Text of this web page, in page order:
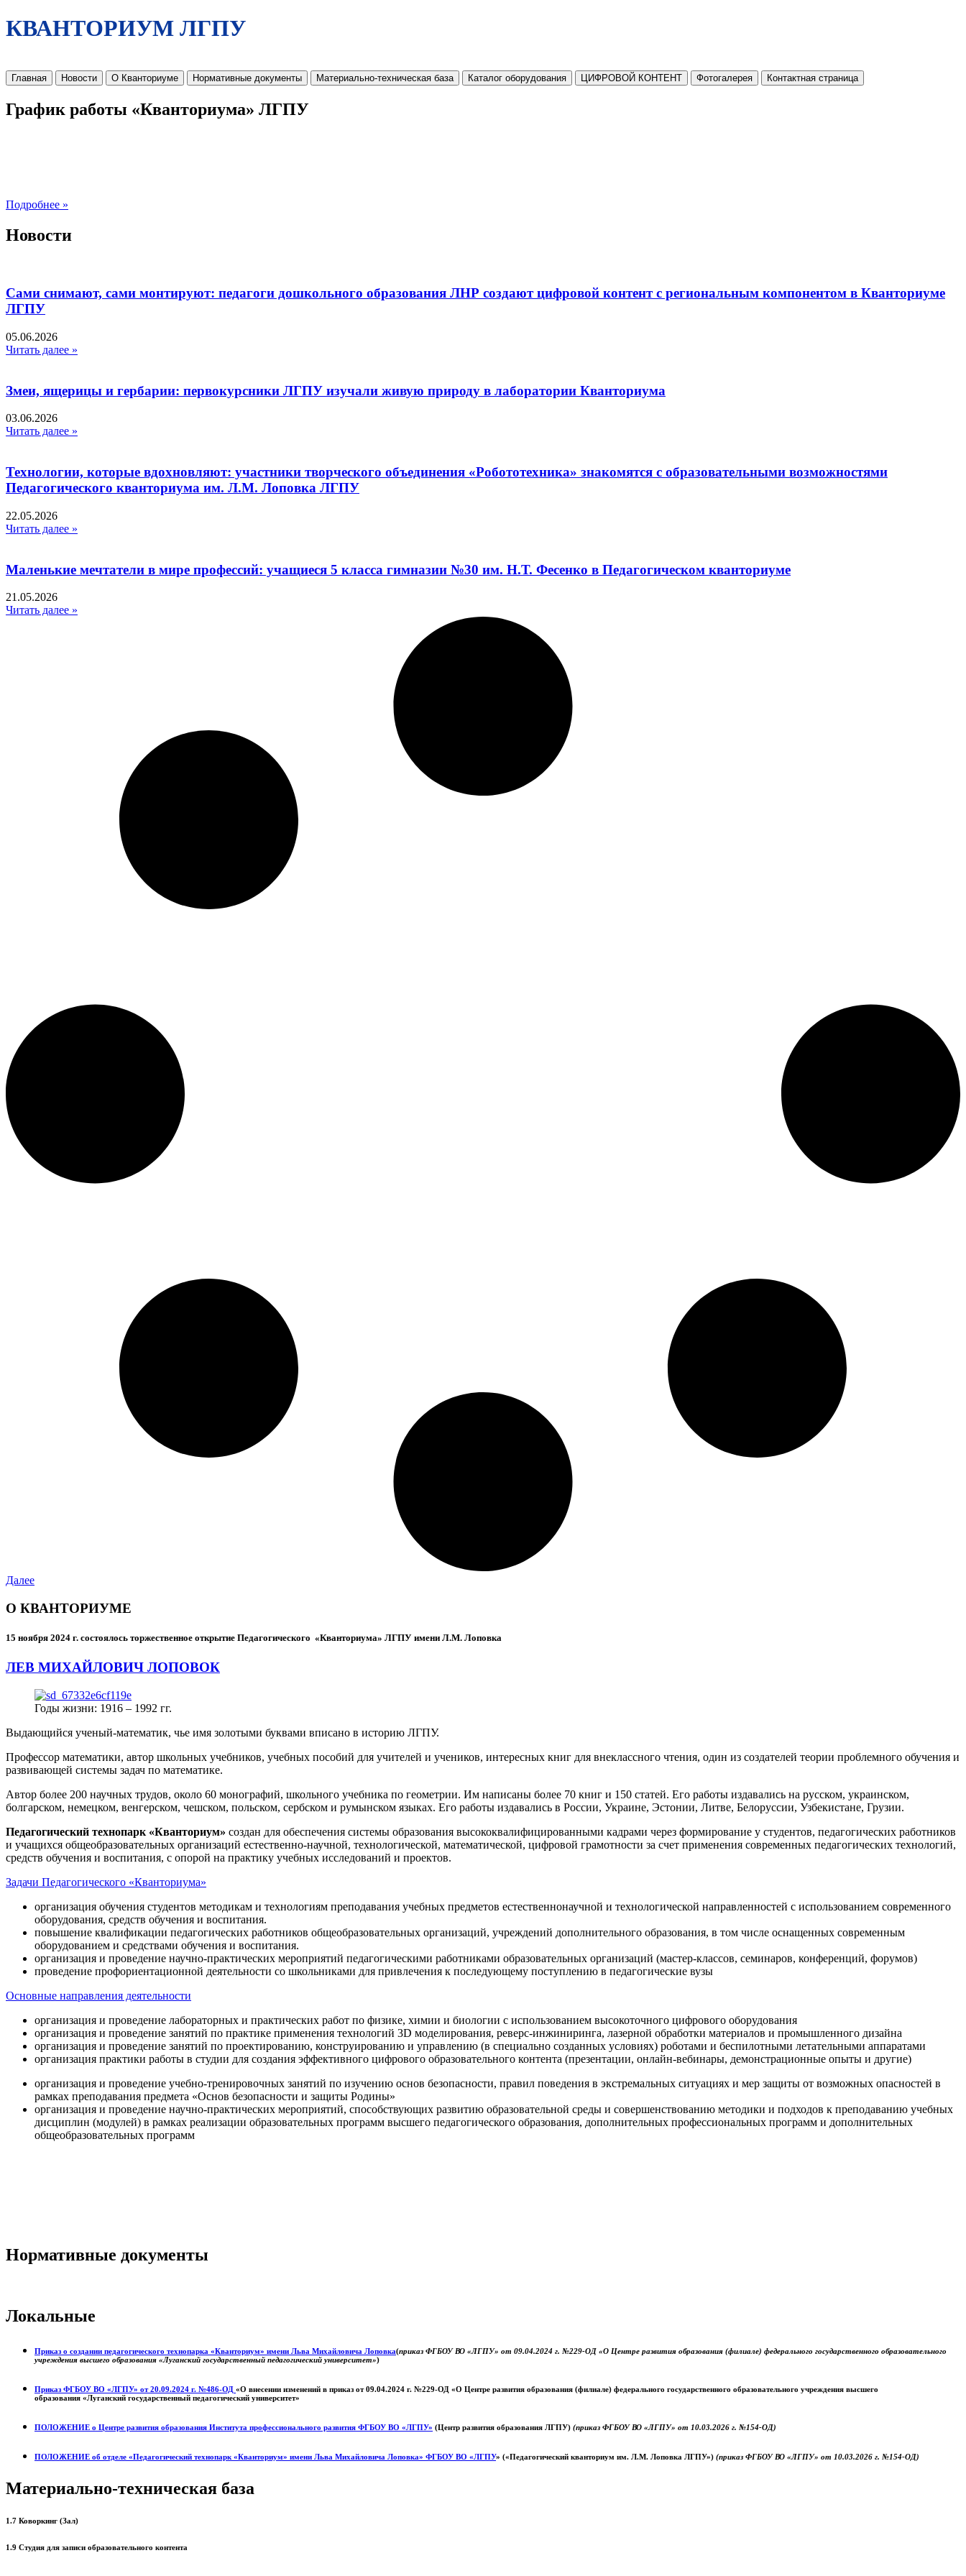
КВАНТОРИУМ ЛГПУ
Главная Новости О Кванториуме Нормативные документы Материально-техническая база Каталог оборудования ЦИФРОВОЙ КОНТЕНТ Фотогалерея Контактная страница
График работы «Кванториума» ЛГПУ
Подробнее »
Новости
Сами снимают, сами монтируют: педагоги дошкольного образования ЛНР создают цифровой контент с региональным компонентом в Кванториуме
ЛГПУ​
05.06.2026
Читать далее »
Змеи, ящерицы и гербарии: первокурсники ЛГПУ изучали живую природу в лаборатории Кванториума
03.06.2026
Читать далее »
Технологии, которые вдохновляют: участники творческого объединения «Робототехника» знакомятся с образовательными возможностями
Педагогического кванториума им. Л.М. Лоповка ЛГПУ
22.05.2026
Читать далее »
Маленькие мечтатели в мире профессий: учащиеся 5 класса гимназии №30 им. Н.Т. Фесенко в Педагогическом кванториуме
21.05.2026
Читать далее »
Далее
О КВАНТОРИУМЕ
15 ноября 2024 г. состоялось торжественное открытие Педагогического «Кванториума» ЛГПУ имени Л.М. Лоповка
ЛЕВ МИХАЙЛОВИЧ ЛОПОВОК
Годы жизни: 1916 – 1992 гг.
Выдающийся ученый-математик, чье имя золотыми буквами вписано в историю ЛГПУ.
Профессор математики, автор школьных учебников, учебных пособий для учителей и учеников, интересных книг для внеклассного чтения, один из создателей теории проблемного обучения и
развивающей системы задач по математике.
Автор более 200 научных трудов, около 60 монографий, школьного учебника по геометрии. Им написаны более 70 книг и 150 статей. Его работы издавались на русском, украинском,
болгарском, немецком, венгерском, чешском, польском, сербском и румынском языках. Его работы издавались в России, Украине, Эстонии, Литве, Белоруссии, Узбекистане, Грузии.
Педагогический технопарк «Кванториум» создан для обеспечения системы образования высококвалифицированными кадрами через формирование у студентов, педагогических работников
и учащихся общеобразовательных организаций естественно-научной, технологической, математической, цифровой грамотности за счет применения современных педагогических технологий,
средств обучения и воспитания, с опорой на практику учебных исследований и проектов.
Задачи Педагогического «Кванториума»
организация обучения студентов методикам и технологиям преподавания учебных предметов естественнонаучной и технологической направленностей с использованием современного
оборудования, средств обучения и воспитания.
повышение квалификации педагогических работников общеобразовательных организаций, учреждений дополнительного образования, в том числе оснащенных современным
оборудованием и средствами обучения и воспитания.
организация и проведение научно-практических мероприятий педагогическими работниками образовательных организаций (мастер-классов, семинаров, конференций, форумов)
проведение профориентационной деятельности со школьниками для привлечения к последующему поступлению в педагогические вузы
Основные направления деятельности
организация и проведение лабораторных и практических работ по физике, химии и биологии с использованием высокоточного цифрового оборудования
организация и проведение занятий по практике применения технологий 3D моделирования, реверс-инжиниринга, лазерной обработки материалов и промышленного дизайна
организация и проведение занятий по проектированию, конструированию и управлению (в специально созданных условиях) роботами и беспилотными летательными аппаратами
организация практики работы в студии для создания эффективного цифрового образовательного контента (презентации, онлайн-вебинары, демонстрационные опыты и другие)
организация и проведение учебно-тренировочных занятий по изучению основ безопасности, правил поведения в экстремальных ситуациях и мер защиты от возможных опасностей в
рамках преподавания предмета «Основ безопасности и защиты Родины»
организация и проведение научно-практических мероприятий, способствующих развитию образовательной среды и совершенствованию методики и подходов к преподаванию учебных
дисциплин (модулей) в рамках реализации образовательных программ высшего педагогического образования, дополнительных профессиональных программ и дополнительных
общеобразовательных программ
Нормативные документы
Локальные
Приказ о создании педагогического технопарка «Кванториум» имени Льва Михайловича Лоповка(приказ ФГБОУ ВО «ЛГПУ» от 09.04.2024 г. №229-ОД «О Центре развития образования (филиале) федерального государственного образовательного
учреждения высшего образования «Луганский государственный педагогический университет»)
Приказ ФГБОУ ВО «ЛГПУ» от 20.09.2024 г. №486-ОД «О внесении изменений в приказ от 09.04.2024 г. №229-ОД «О Центре развития образования (филиале) федерального государственного образовательного учреждения высшего
образования «Луганский государственный педагогический университет»
ПОЛОЖЕНИЕ о Центре развития образования Института профессионального развития ФГБОУ ВО «ЛГПУ» (Центр развития образования ЛГПУ) (приказ ФГБОУ ВО «ЛГПУ» от 10.03.2026 г. №154-ОД)
ПОЛОЖЕНИЕ об отделе «Педагогический технопарк «Кванториум» имени Льва Михайловича Лоповка» ФГБОУ ВО «ЛГПУ» («Педагогический кванториум им. Л.М. Лоповка ЛГПУ») (приказ ФГБОУ ВО «ЛГПУ» от 10.03.2026 г. №154-ОД)
Материально-техническая база
1.7 Коворкинг (Зал)
1.9 Студия для записи образовательного контента